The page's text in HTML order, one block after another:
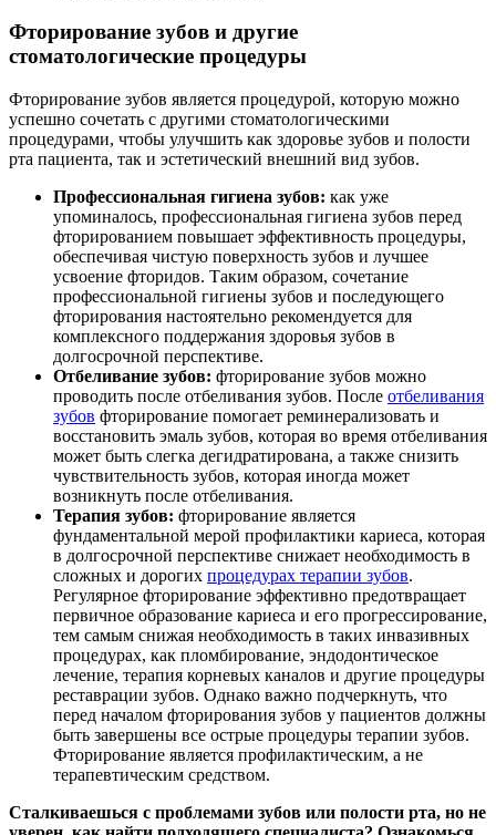
Фторирование зубов и другие
стоматологические процедуры
Фторирование зубов является процедурой, которую можно
успешно сочетать с другими стоматологическими
процедурами, чтобы улучшить как здоровье зубов и полости
рта пациента, так и эстетический внешний вид зубов.
Профессиональная гигиена зубов: как уже
упоминалось, профессиональная гигиена зубов перед
фторированием повышает эффективность процедуры,
обеспечивая чистую поверхность зубов и лучшее
усвоение фторидов. Таким образом, сочетание
профессиональной гигиены зубов и последующего
фторирования настоятельно рекомендуется для
комплексного поддержания здоровья зубов в
долгосрочной перспективе.
Отбеливание зубов: фторирование зубов можно
проводить после отбеливания зубов. После отбеливания
зубов фторирование помогает реминерализовать и
восстановить эмаль зубов, которая во время отбеливания
может быть слегка дегидратирована, а также снизить
чувствительность зубов, которая иногда может
возникнуть после отбеливания.
Терапия зубов: фторирование является
фундаментальной мерой профилактики кариеса, которая
в долгосрочной перспективе снижает необходимость в
сложных и дорогих процедурах терапии зубов.
Регулярное фторирование эффективно предотвращает
первичное образование кариеса и его прогрессирование,
тем самым снижая необходимость в таких инвазивных
процедурах, как пломбирование, эндодонтическое
лечение, терапия корневых каналов и другие процедуры
реставрации зубов. Однако важно подчеркнуть, что
перед началом фторирования зубов у пациентов должны
быть завершены все острые процедуры терапии зубов.
Фторирование является профилактическим, а не
терапевтическим средством.
Сталкиваешься с проблемами зубов или полости рта, но не